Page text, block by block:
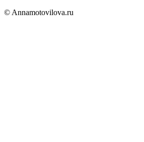
© Annamotovilova.ru